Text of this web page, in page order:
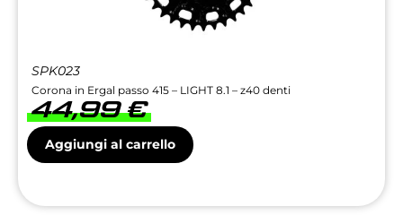
SPK023
Corona in Ergal passo 415 – LIGHT 8.1 – z40 denti
44,99€
Aggiungi al carrello